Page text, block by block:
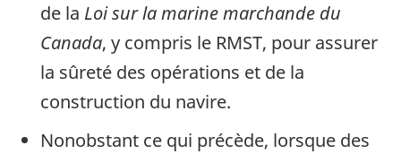
de la Loi sur la marine marchande du
Canada, y compris le RMST, pour assurer
la sûreté des opérations et de la
construction du navire.
Nonobstant ce qui précède, lorsque des